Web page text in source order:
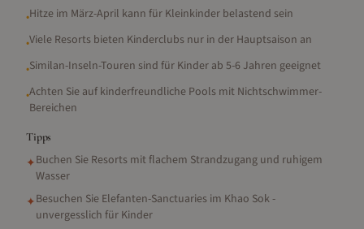
•Hitze im März-April kann für Kleinkinder belastend sein
•Viele Resorts bieten Kinderclubs nur in der Hauptsaison an
•Similan-Inseln-Touren sind für Kinder ab 5-6 Jahren geeignet
•Achten Sie auf kinderfreundliche Pools mit Nichtschwimmer-
Bereichen
Tipps
✦Buchen Sie Resorts mit flachem Strandzugang und ruhigem
Wasser
✦Besuchen Sie Elefanten-Sanctuaries im Khao Sok -
unvergesslich für Kinder